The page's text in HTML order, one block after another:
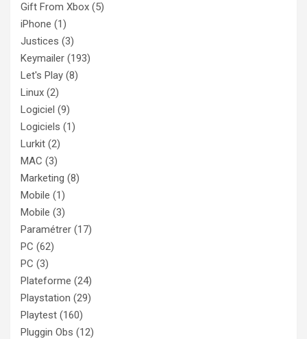
Gift From Xbox (5)
iPhone (1)
Justices (3)
Keymailer (193)
Let's Play (8)
Linux (2)
Logiciel (9)
Logiciels (1)
Lurkit (2)
MAC (3)
Marketing (8)
Mobile (1)
Mobile (3)
Paramétrer (17)
PC (62)
PC (3)
Plateforme (24)
Playstation (29)
Playtest (160)
Pluggin Obs (12)